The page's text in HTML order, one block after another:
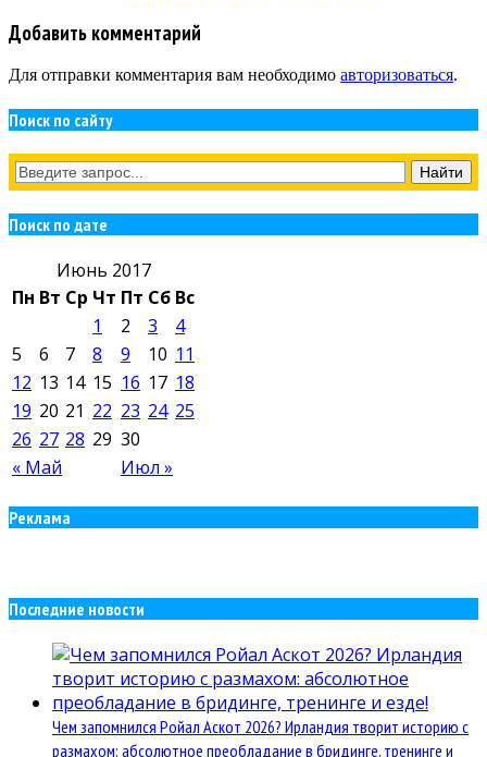
Добавить комментарий
Для отправки комментария вам необходимо авторизоваться.
Поиск по сайту
Поиск по дате
Июнь 2017
Пн Вт Ср Чт Пт Сб Вс
« Май Июл »
1 2 3
4
5
6 7 8 9 10 11
12 13 14 15 16 17 18
19 20 21 22 23 24 25
26 27 28 29 30
Реклама
Последние новости
Чем запомнился Ройал Аскот 2026? Ирландия творит историю с
размахом: абсолютное преобладание в бридинге, тренинге и